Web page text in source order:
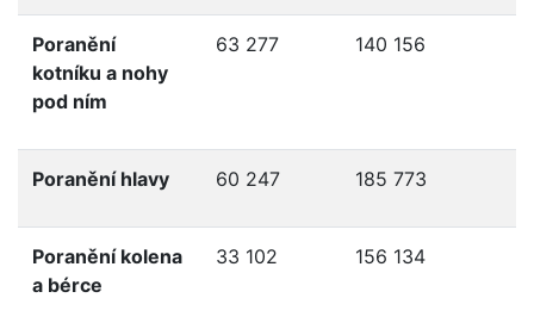
Poranění
kotníku a nohy
pod ním
63 277 140 156
Poranění hlavy 60 247 185 773
Poranění kolena
a bérce
33 102 156 134